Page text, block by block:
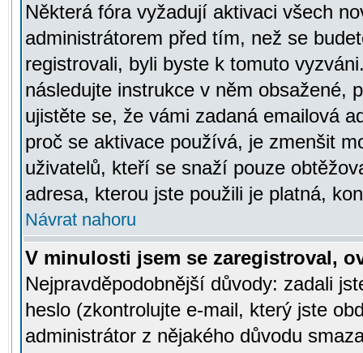
Některá fóra vyžadují aktivaci všech
administrátorem před tím, než se
registrovali, byli byste k tomuto
následujte instrukce v něm obsažené,
ujistěte se, že vámi zadaná emailová
proč se aktivace používá, je zmenšit
uživatelů, kteří se snaží pouze
adresa, kterou jste použili je platná,
Návrat nahoru
V minulosti jsem se zaregistroval,
Nejpravděpodobnější důvody: zadali
heslo (zkontrolujte e-mail, který jste
administrátor z nějakého důvodu